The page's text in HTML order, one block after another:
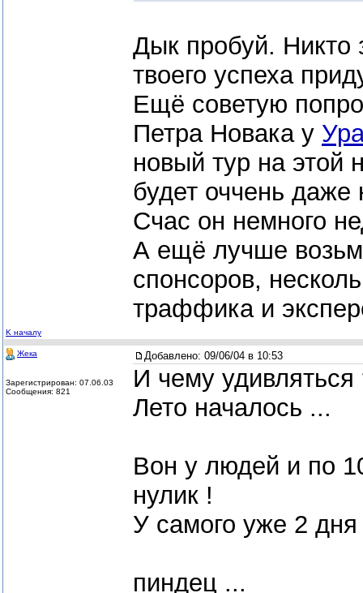
Дык пробуй. Никто
твоего успеха
Ещё советую
Петра Новака у
новый тур на этой
будет оччень даже
Счас он немного
А ещё лучше
спонсоров,
траффика и
K началу
Жека
Зарегистрирован: 07.06.03
Сообщения: 821
Добавлено: 09/06/04 в 10:53
И чему удивляться
Лето началось ...
Вон у людей и по
нулик !
У самого уже 2
пиндец ...